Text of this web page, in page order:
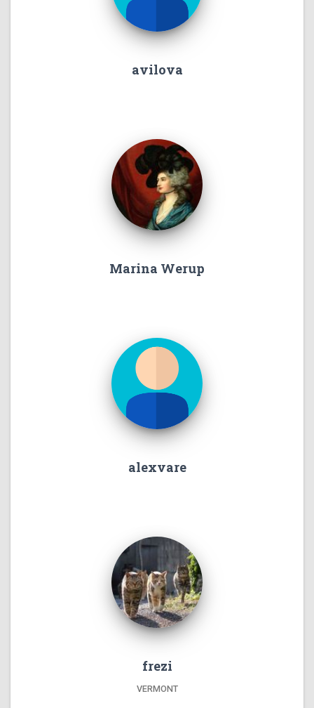
avilova
Marina Werup
alexvare
frezi
VERMONT